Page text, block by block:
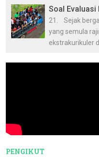
Soal Evaluasi
21. Sejak
yang semula
ekstrakurikuler
PENGIKUT